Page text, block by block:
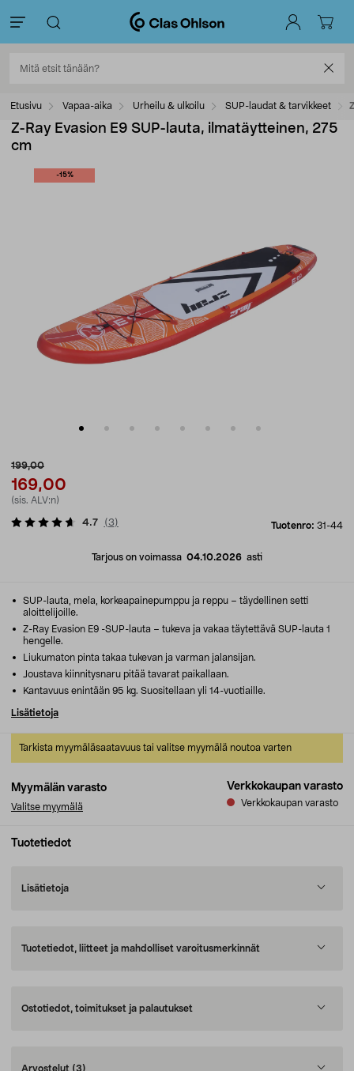
Etusivu Vapaa-aika Urheilu & ulkoilu SUP-laudat & tarvikkeet
Z-Ray Evasion E9 SUP-lauta, ilmatäytteinen, 275
cm
-15%
199,00
169,00
(sis. ALV:n)
Tuotenro: 31-44
4.7 (3)
Tarjous on voimassa 04.10.2026 asti
Myymälän varasto
Valitse myymälä
Verkkokaupan varasto
Verkkokaupan varasto
Tarkista myymäläsaatavuus tai valitse myymälä noutoa varten
SUP-lauta, mela, korkeapainepumppu ja reppu – täydellinen setti
aloittelijoille.
Z-Ray Evasion E9 -SUP-lauta – tukeva ja vakaa täytettävä SUP-lauta 1
hengelle.
Liukumaton pinta takaa tukevan ja varman jalansijan.
Joustava kiinnitysnaru pitää tavarat paikallaan.
Kantavuus enintään 95 kg. Suositellaan yli 14-vuotiaille.
Lisätietoja
Tuotetiedot
Lisätietoja
Tuotetiedot, liitteet ja mahdolliset varoitusmerkinnät
Ostotiedot, toimitukset ja palautukset
Arvostelut (3)